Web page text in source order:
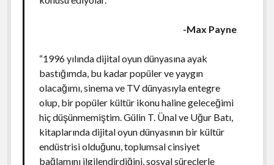
-Max Payne
“1996 yılında dijital oyun dünyasına ayak
bastığımda, bu kadar popüler ve yaygın
olacağımı, sinema ve TV dünyasıyla entegre
olup, bir popüler kültür ikonu haline geleceğimi
hiç düşünmemiştim. Gülin T. Ünal ve Uğur Batı,
kitaplarında dijital oyun dünyasının bir kültür
endüstrisi olduğunu, toplumsal cinsiyet
bağlamını ilgilendirdiğini, sosyal süreçlerle